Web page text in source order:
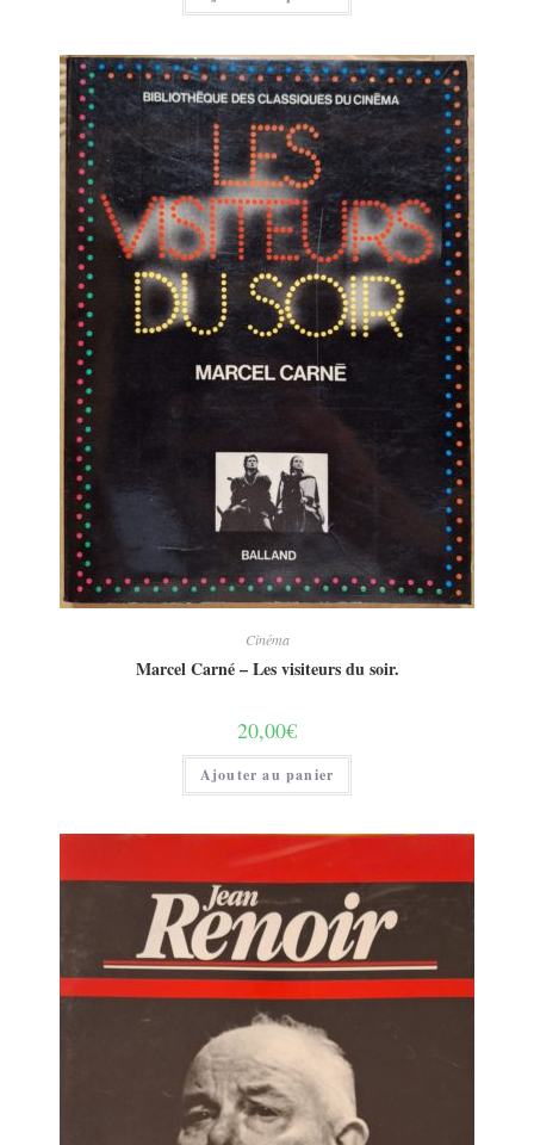
Cinéma
Marcel Carné – Les visiteurs du soir.
20,00€
Ajouter au panier